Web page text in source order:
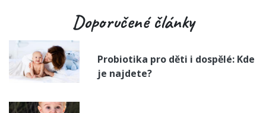
Doporučené články
Probiotika pro děti i dospělé: Kde
je najdete?